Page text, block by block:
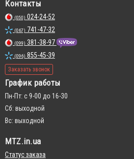
Контакты
(050) 024-24-52
(067) 741-47-32
(099) 381-38-97
(096) 855-45-39
Заказать звонок
График работы
Пн-Пт: с 9-00 до 16-30
Сб: выходной
Вс: выходной
MTZ.in.ua
Статус заказа